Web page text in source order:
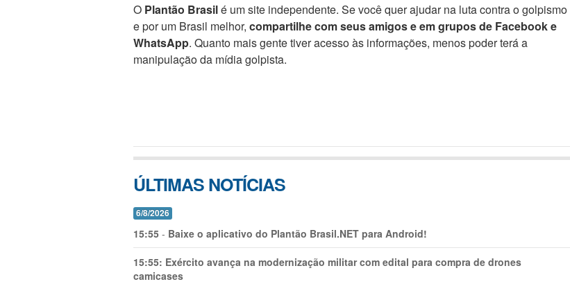
O Plantão Brasilé um site independente. Se você quer ajudar na luta contra o golpismo
e por um Brasil melhor, compartilhe com seus amigos e em grupos de Facebook e
WhatsApp. Quanto mais gente tiver acesso às informações, menos poder terá a
manipulação da mídia golpista.
ÚLTIMAS NOTÍCIAS
6/8/2026
15:55 - Baixe o aplicativo do Plantão Brasil.NET para Android!
15:55: Exército avança na modernização militar com edital para compra de drones
camicases